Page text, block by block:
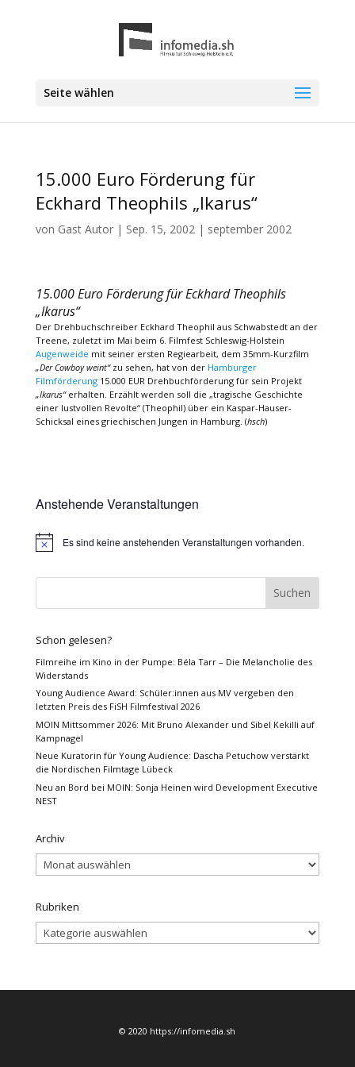
Seite wählen
15.000 Euro Förderung für
Eckhard Theophils „Ikarus“
von Gast Autor| Sep. 15, 2002| september 2002
15.000 Euro Förderung für Eckhard Theophils
„Ikarus“
Der Drehbuchschreiber Eckhard Theophil aus Schwabstedt an der
Treene, zuletzt im Mai beim 6. Filmfest Schleswig-Holstein
Augenweide mit seiner ersten Regiearbeit, dem 35mm-Kurzfilm
„Der Cowboy weint“zu sehen, hat von der Hamburger
Filmförderung15.000 EUR Drehbuchförderung für sein Projekt
„Ikarus“erhalten. Erzählt werden soll die „tragische Geschichte
einer lustvollen Revolte“ (Theophil) über ein Kaspar-Hauser-
Schicksal eines griechischen Jungen in Hamburg. (hsch)
Anstehende Veranstaltungen
HinweisEs sind keine anstehenden Veranstaltungen vorhanden.
Schon gelesen?
Filmreihe im Kino in der Pumpe: Béla Tarr – Die Melancholie des
Widerstands
Young Audience Award: Schüler:innen aus MV vergeben den
letzten Preis des FiSH Filmfestival 2026
MOIN Mittsommer 2026: Mit Bruno Alexander und Sibel Kekilli auf
Kampnagel
Neue Kuratorin für Young Audience: Dascha Petuchow verstärkt
die Nordischen Filmtage Lübeck
Neu an Bord bei MOIN: Sonja Heinen wird Development Executive
NEST
Archiv
Archiv
Rubriken
Rubriken
© 2020 https://infomedia.sh